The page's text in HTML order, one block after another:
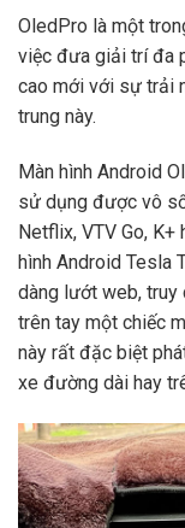
OledPro là một
việc đưa giải trí đa
cao mới với sự trải
trung này.
Màn hình Android
sử dụng được vô
Netflix, VTV Go,
hình Android Tesla
dàng lướt web, truy
trên tay một chiếc
này rất đặc biệt
xe đường dài hay